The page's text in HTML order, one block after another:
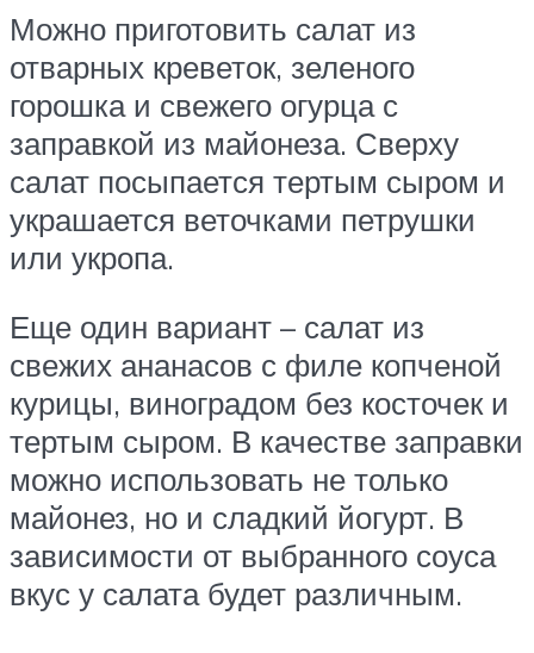
Можно приготовить салат из
отварных креветок, зеленого
горошка и свежего огурца с
заправкой из майонеза. Сверху
салат посыпается тертым сыром и
украшается веточками петрушки
или укропа.
Еще один вариант – салат из
свежих ананасов с филе копченой
курицы, виноградом без косточек и
тертым сыром. В качестве заправки
можно использовать не только
майонез, но и сладкий йогурт. В
зависимости от выбранного соуса
вкус у салата будет различным.